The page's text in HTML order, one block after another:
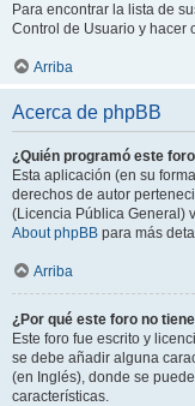
Para encontrar la lista de
Control de Usuario y hacer
Arriba
Acerca de phpBB
¿Quién programó este
Esta aplicación (en su
derechos de autor
(Licencia Pública General)
About phpBB para más
Arriba
¿Por qué este foro no
Este foro fue escrito y
se debe añadir alguna
(en Inglés), donde se
características.